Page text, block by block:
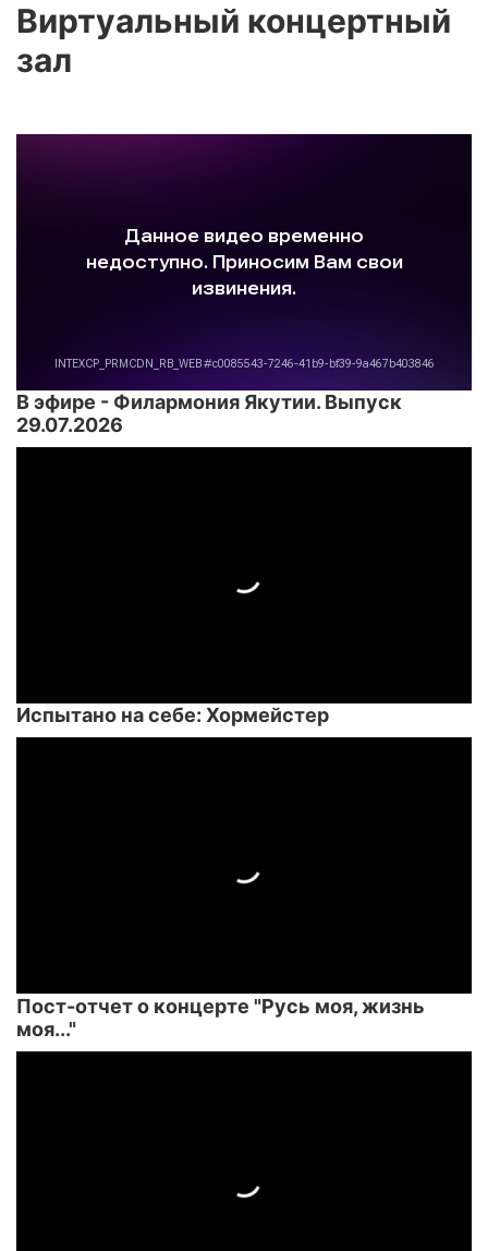
Виртуальный концертный
зал
В эфире - Филармония Якутии. Выпуск
29.07.2026
Испытано на себе: Хормейстер
Пост-отчет о концерте "Русь моя, жизнь
моя..."